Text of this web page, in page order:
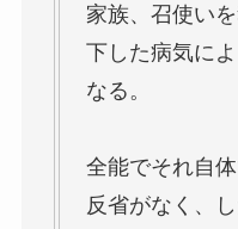
家族、召使い
下した病気に
なる。
全能でそれ自
反省がなく、